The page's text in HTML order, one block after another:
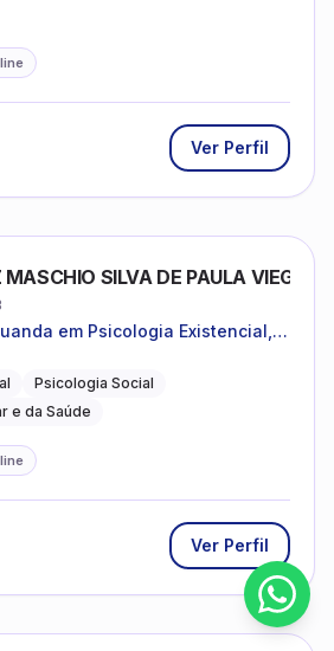
Ver Perfil
SILVA DE PAULA VIEGAS
em Psicologia Existencial,
Psicologia Social
e da Saúde
Ver Perfil